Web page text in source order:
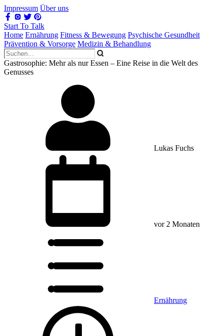
Impressum Über uns
Start To Talk
Home Ernährung Fitness & Bewegung Psychische Gesundheit
Prävention & Vorsorge Medizin & Behandlung
Gastrosophie: Mehr als nur Essen – Eine Reise in die Welt des
Genusses
Lukas Fuchs
vor 2 Monaten
Ernährung